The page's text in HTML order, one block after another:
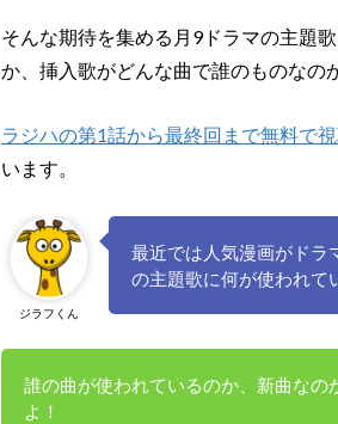
そんな期待を集める月9ドラマの主題
か、挿入歌がどんな曲で誰のものなの
ラジハの第1話から最終回まで無料で
います。
ジラフくん
最近では人気漫画がドラ
の主題歌に何が使われて
誰の曲が使われているのか、新曲な
よ！